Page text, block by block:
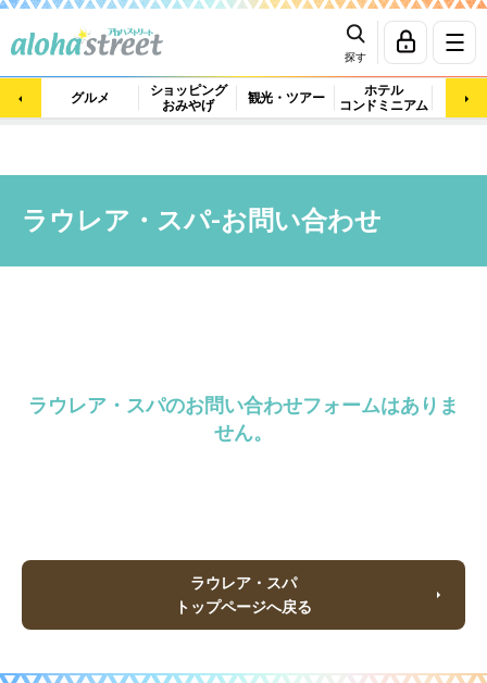
探す
グルメ
ショッピング
おみやげ
観光・ツアー
ホテル
コンドミニアム
マッ
ラウレア・スパ-お問い合わせ
ラウレア・スパのお問い合わせフォームはありま
せん。
ラウレア・スパ
トップページへ戻る